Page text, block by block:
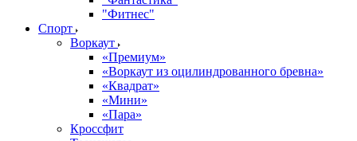
"Фитнес"
Спорт
Воркаут
«Премиум»
«Воркаут из оцилиндрованного бревна»
«Квадрат»
«Мини»
«Пара»
Кроссфит